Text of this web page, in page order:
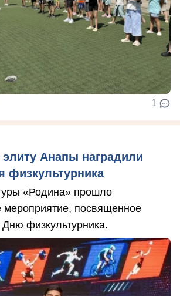
1
Анапы наградили
физкультурника
«Родина» прошло
мероприятие, посвященное
физкультурника.